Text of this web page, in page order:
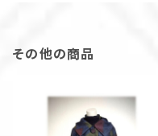
その他の商品